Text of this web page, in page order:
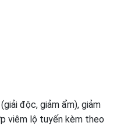
độc, giảm ẩm), giảm
viêm lộ tuyến kèm theo